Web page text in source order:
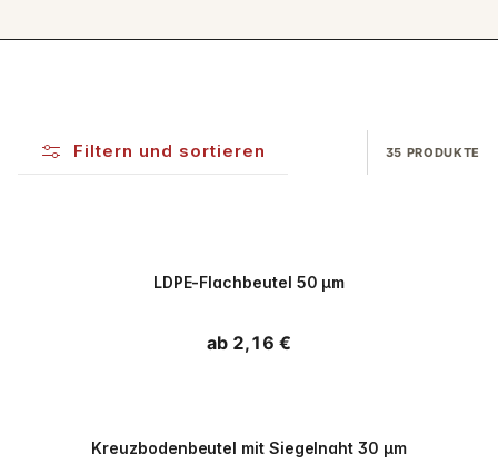
Filtern und sortieren 35 PRODUKTE
LDPE-Flachbeutel 50 µm
Normaler Preis
ab 2,16 €
Kreuzbodenbeutel mit Siegelnaht 30 µm